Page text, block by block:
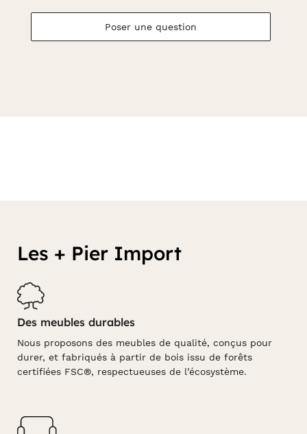
Poser une question
Les + Pier Import
Des meubles durables
Nous proposons des meubles de qualité, conçus pour
durer, et fabriqués à partir de bois issu de forêts
certifiées FSC®, respectueuses de l’écosystème.